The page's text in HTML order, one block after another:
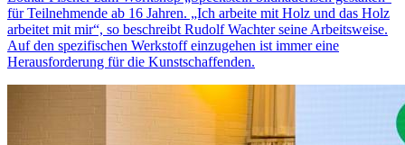
für Teilnehmende ab 16 Jahren. „Ich arbeite mit Holz und das Holz
arbeitet mit mir“, so beschreibt Rudolf Wachter seine Arbeitsweise.
Auf den spezifischen Werkstoff einzugehen ist immer eine
Herausforderung für die Kunstschaffenden.